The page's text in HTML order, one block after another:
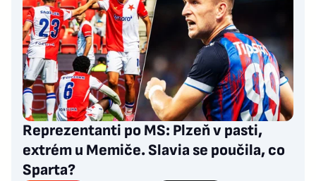
Reprezentanti po MS: Plzeň v pasti,
extrém u Memiče. Slavia se poučila, co
Sparta?